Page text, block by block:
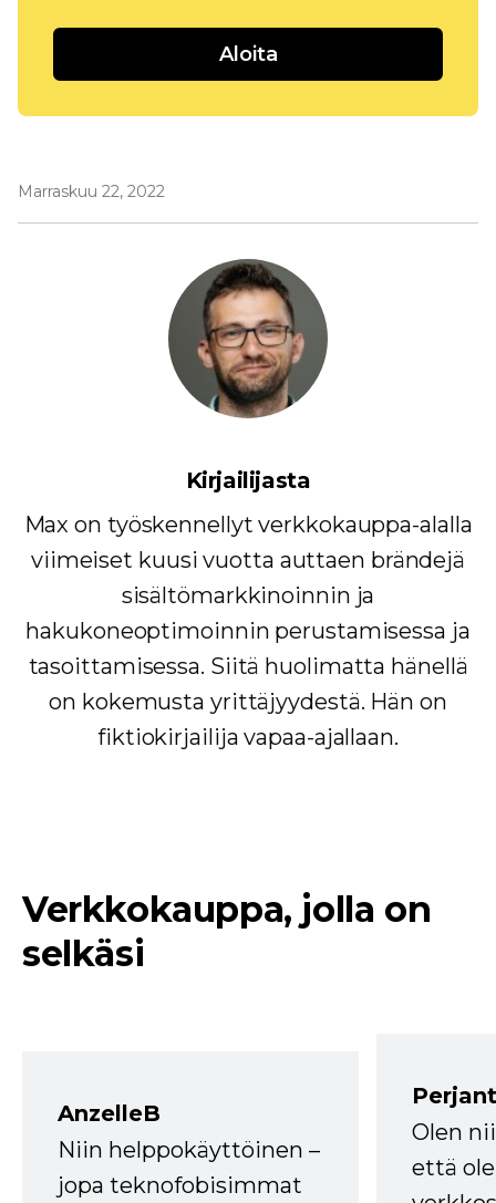
Aloita
Marraskuu 22, 2022
Kirjailijasta
Max on työskennellyt verkkokauppa-alalla
viimeiset kuusi vuotta auttaen brändejä
sisältömarkkinoinnin ja
hakukoneoptimoinnin perustamisessa ja
tasoittamisessa. Siitä huolimatta hänellä
on kokemusta yrittäjyydestä. Hän on
fiktiokirjailija vapaa-ajallaan.
Verkkokauppa, jolla on
selkäsi
AnzelleB
Niin helppokäyttöinen –
jopa teknofobisimmat
Olen
että